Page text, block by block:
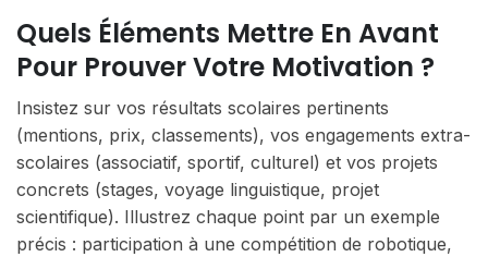
Quels Éléments Mettre En Avant
Pour Prouver Votre Motivation ?
Insistez sur vos résultats scolaires pertinents
(mentions, prix, classements), vos engagements extra-
scolaires (associatif, sportif, culturel) et vos projets
concrets (stages, voyage linguistique, projet
scientifique). Illustrez chaque point par un exemple
précis : participation à une compétition de robotique,